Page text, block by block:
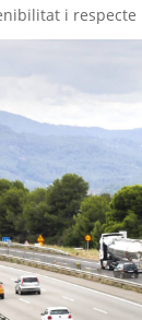
i respecte